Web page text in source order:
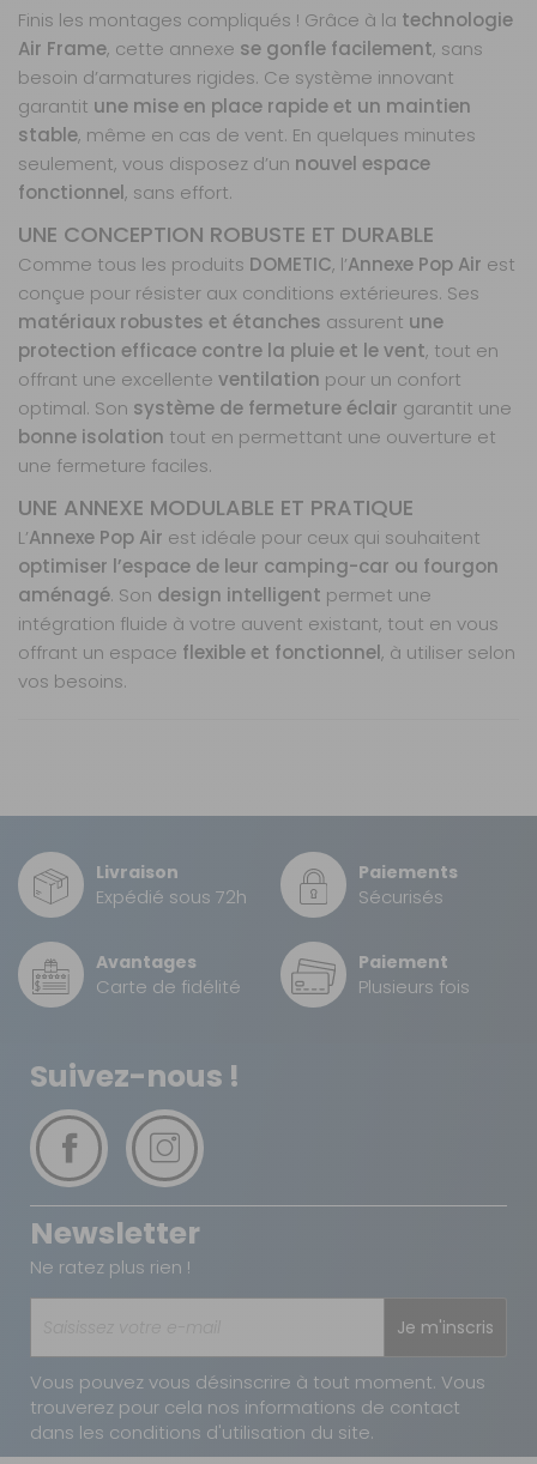
Finis les montages compliqués ! Grâce à la technologie
Air Frame, cette annexe se gonfle facilement, sans
besoin d’armatures rigides. Ce système innovant
garantit une mise en place rapide et un maintien
stable, même en cas de vent. En quelques minutes
seulement, vous disposez d’un nouvel espace
fonctionnel, sans effort.
UNE CONCEPTION ROBUSTE ET DURABLE
Comme tous les produits DOMETIC, l’Annexe Pop Air est
conçue pour résister aux conditions extérieures. Ses
matériaux robustes et étanches assurent une
protection efficace contre la pluie et le vent, tout en
offrant une excellente ventilation pour un confort
optimal. Son système de fermeture éclair garantit une
bonne isolation tout en permettant une ouverture et
une fermeture faciles.
UNE ANNEXE MODULABLE ET PRATIQUE
L’Annexe Pop Air est idéale pour ceux qui souhaitent
optimiser l’espace de leur camping-car ou fourgon
aménagé. Son design intelligent permet une
intégration fluide à votre auvent existant, tout en vous
offrant un espace flexible et fonctionnel, à utiliser selon
vos besoins.
fermeture éclair
Utilisation : Couchage d’appoint, espace pour
animaux, rangement
Matériaux résistants aux intempéries
Idéale pour héberger des convives ou ranger du
matériel
Matériaux robustes et résistants aux conditions
extérieures
Agrandissement facile de votre espace de vie
DPD Relais
3,99 €
DPD à domicile
7,90 €
2 à 3 jours ouvrés
TNT Express
12 €
Retour simple sous 14 jours :
Vous avez changé d'avis ?
Retournez nous vos achats en utilisant le bon de retour.
Livraison
Expédié sous 72h
Paiements
Sécurisés
Avantages
Carte de fidélité
Paiement
Plusieurs fois
Suivez-nous !
Newsletter
Ne ratez plus rien !
Je m'inscris
Vous pouvez vous désinscrire à tout moment. Vous
trouverez pour cela nos informations de contact
dans les conditions d'utilisation du site.